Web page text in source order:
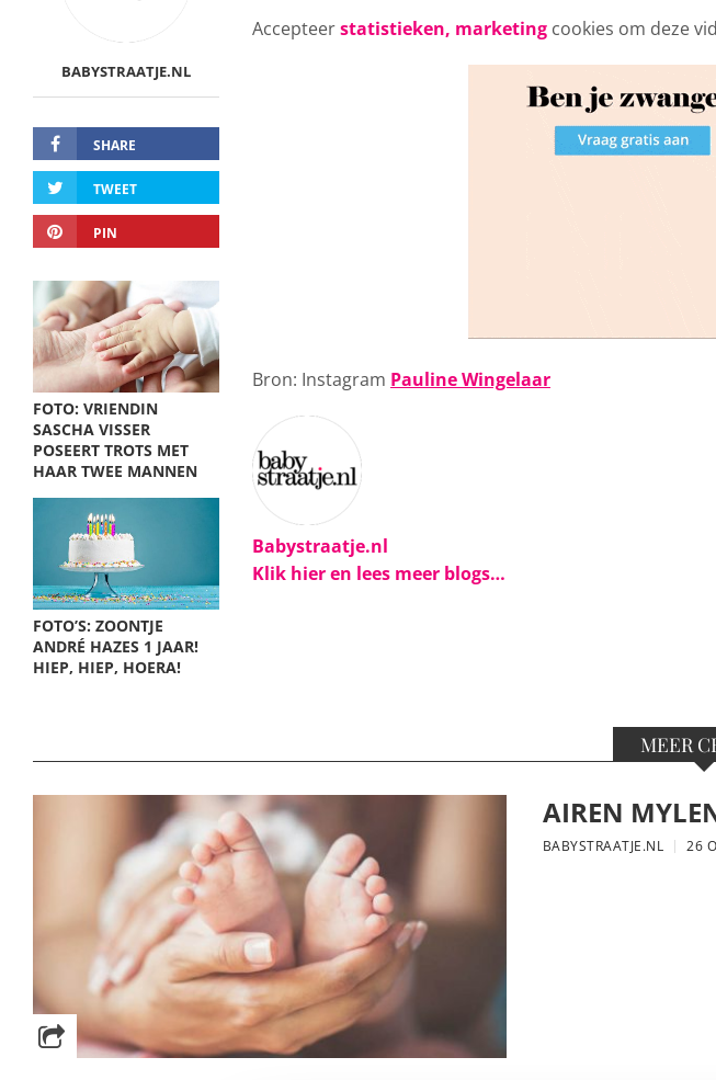
BABYSTRAATJE.NL
SHARE
TWEET
PIN
FOTO: VRIENDIN
SASCHA VISSER
POSEERT TROTS MET
HAAR TWEE MANNEN
FOTO’S: ZOONTJE
ANDRÉ HAZES 1 JAAR!
HIEP, HIEP, HOERA!
Accepteerstatistieken, marketing cookies om deze
Bron: Instagram Pauline Wingelaar
Babystraatje.nl
Klik hier en lees meer blogs…
MEER
AIREN
BABYSTRAATJE.NL 26